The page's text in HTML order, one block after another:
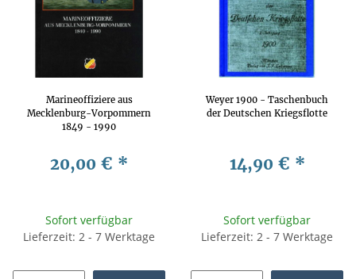
Marineoffiziere aus
Mecklenburg-Vorpommern
1849 - 1990
20,00 € *
Sofort verfügbar
Lieferzeit: 2 - 7 Werktage
Weyer 1900 - Taschenbuch
der Deutschen Kriegsflotte
14,90 € *
Sofort verfügbar
Lieferzeit: 2 - 7 Werktage